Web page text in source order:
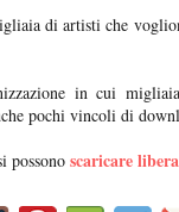
di artisti che
in cui
pochi vincoli di
possono scaricare